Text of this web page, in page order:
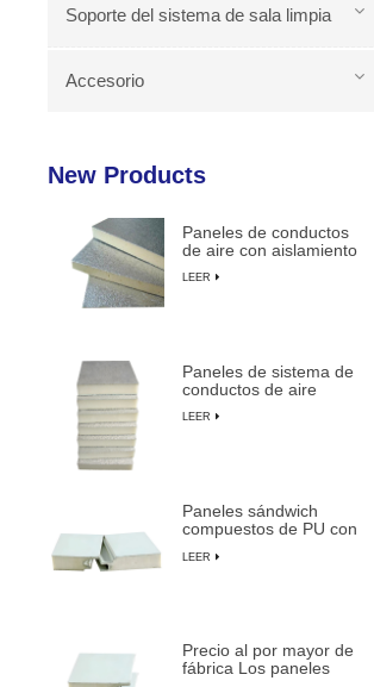
Soporte del sistema de sala limpia
Accesorio
New Products
Paneles de conductos
de aire con aislamiento
duraderos y livianos
LEER
Paneles de sistema de
conductos de aire
espuma de PU
LEER
Paneles sándwich
compuestos de PU con
impermeables y
LEER
Precio al por mayor de
fábrica Los paneles